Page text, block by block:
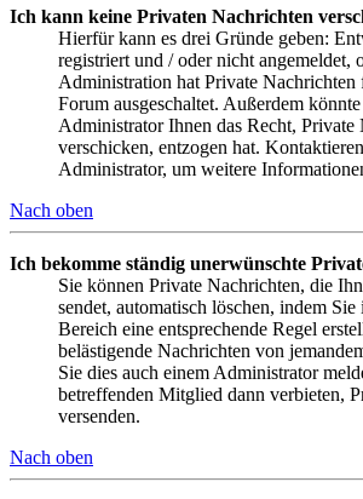
Ich kann keine Privaten Nachrichten
Hierfür kann es drei Gründe geben:
registriert und / oder nicht angemeldet,
Administration hat Private Nachrichten
Forum ausgeschaltet. Außerdem könnte
Administrator Ihnen das Recht, Private
verschicken, entzogen hat.
Administrator, um weitere
Nach oben
Ich bekomme ständig unerwünschte
Sie können Private Nachrichten, die
sendet, automatisch löschen, indem
Bereich eine entsprechende Regel
belästigende Nachrichten von
Sie dies auch einem Administrator
betreffenden Mitglied dann verbieten,
versenden.
Nach oben